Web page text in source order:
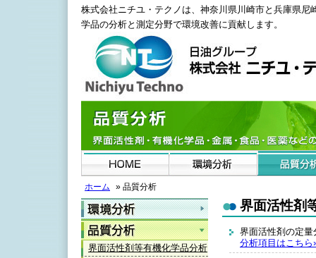
株式会社ニチユ・テクノは、神奈川県川崎市と兵庫県尼
学品の分析と測定分野で環境改善に貢献します。
ホーム » 品質分析
界面活性剤等有機化学品分析
界面活性剤
界面活性剤の定
分析項目はこちら